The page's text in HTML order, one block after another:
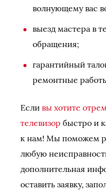
волнующему вас
выезд мастера в
обращения;
гарантийный
ремонтные
Если вы хотите
телевизор быстро и
к нам! Мы поможем
любую
дополнительная
оставить заявку,